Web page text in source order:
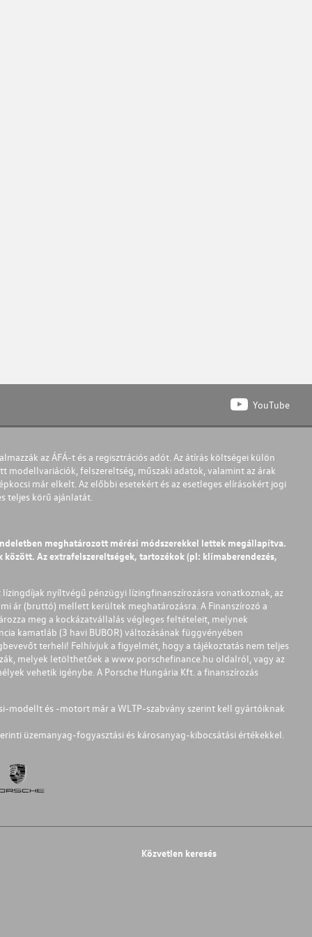
YouTube
az ÁFÁ-t és a regisztrációs adót. Az átírás költségei külön
felszereltség, műszaki adatok, valamint az árak
már elkelt. Az előbbi esetekért és az esetleges elírásokért jogi
teljes körű ajánlatát.
meghatározott mérési módszerekkel lettek megállapítva.
Az extrafelszereltségek, tartozékok (pl: klímaberendezés,
nyíltvégű pénzügyi lízingfinanszírozásra vonatkoznak, az
ár (bruttó) mellett kerültek meghatározásra. A Finanszírozó a
meg a kockázatvállalás végleges feltételeit, melynek
kamatláb (3 havi BUBOR) változásának függvényében
terheli! Felhívjuk a figyelmét, hogy a tájékoztatás nem teljes
melyek letölthetőek a www.porschefinance.hu oldalról, vagy az
vehetik igénybe. A Porsche Hungária Kft. a finanszírozás
modellt és -motort már a WLTP-szabvány szerint kell gyártóiknak
üzemanyag-fogyasztási és károsanyag-kibocsátási értékekkel.
Közvetlen keresés